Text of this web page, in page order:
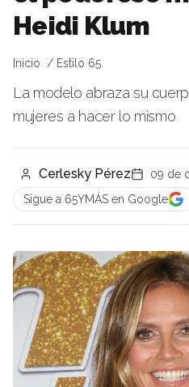
Heidi Klum
Inicio Estilo 65
La modelo abraza su
mujeres a hacer lo mismo
Cerlesky Pérez
09 de
Sigue a 65YMÁS en Google